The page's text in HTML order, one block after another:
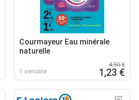
Courmayeur Eau minérale
naturelle
1 semaine
4,90 €
1,23 €